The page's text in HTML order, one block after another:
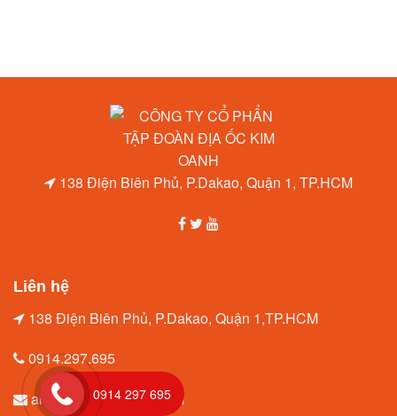
138 Điện Biên Phủ, P.Dakao, Quận 1, TP.HCM
Liên hệ
138 Điện Biên Phủ, P.Dakao, Quận 1,TP.HCM
0914.297.695
amytrang96@gmail.com
0914 297 695